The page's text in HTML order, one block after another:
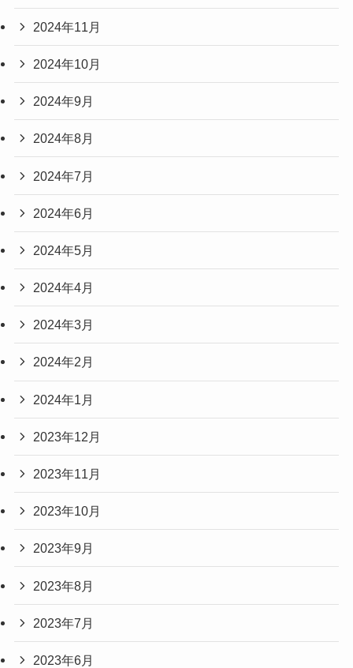
2024年11月
2024年10月
2024年9月
2024年8月
2024年7月
2024年6月
2024年5月
2024年4月
2024年3月
2024年2月
2024年1月
2023年12月
2023年11月
2023年10月
2023年9月
2023年8月
2023年7月
2023年6月